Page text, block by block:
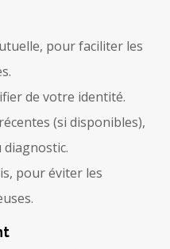
pour faciliter les
de votre identité.
(si disponibles),
pour éviter les